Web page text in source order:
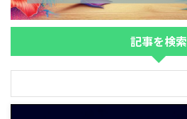
記事を検索